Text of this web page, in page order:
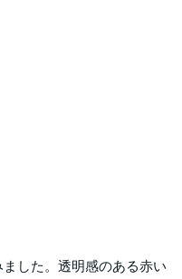
した。透明感のある赤い